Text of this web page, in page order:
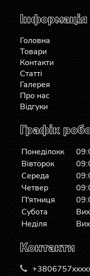
Інформація
Головна
Товари
Контакти
Статті
Галерея
Про нас
Відгуки
Графік
Понеділокк
Вівторок
Середа
Четвер
П'ятниця
Субота
Неділя
Контакти